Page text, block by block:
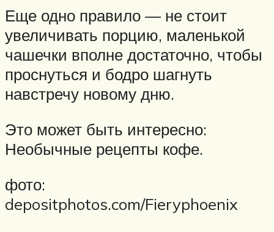
Еще одно правило — не стоит
увеличивать порцию, маленькой
чашечки вполне достаточно, чтобы
проснуться и бодро шагнуть
навстречу новому дню.
Это может быть интересно:
Необычные рецепты кофе.
фото:
depositphotos.com/Fieryphoenix